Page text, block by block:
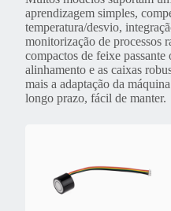
aprendizagem simples,
temperatura/desvio,
monitorização de processos
compactos de feixe passante
alinhamento e as caixas
mais a adaptação da
longo prazo, fácil de manter.